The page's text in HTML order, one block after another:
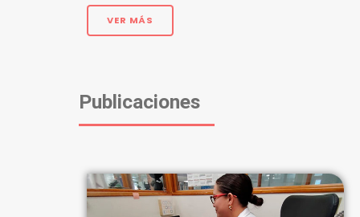
VER MÁS
Publicaciones